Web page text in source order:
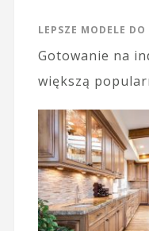
LEPSZE MODELE
Gotowanie na
większą